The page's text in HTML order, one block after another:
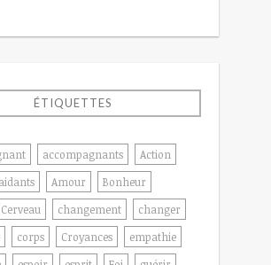
ÉTIQUETTES
accompagnants
Action
aidants Amour
Bonheur
Cerveau changement
changer
corps Croyances
empathie